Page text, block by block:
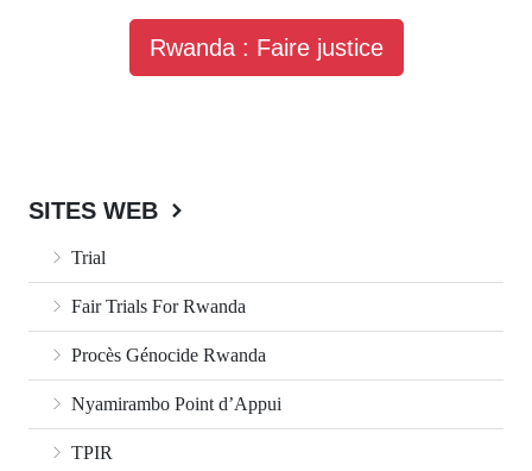
Rwanda : Faire justice
SITES WEB
Trial
Fair Trials For Rwanda
Procès Génocide Rwanda
Nyamirambo Point d’Appui
TPIR